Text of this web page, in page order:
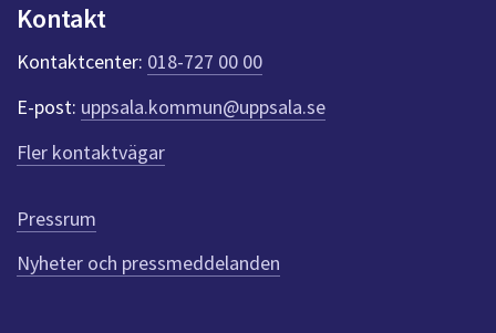
k
t
e
r
f
ö
r
e
n
n
a
Kontakt
Kontaktcenter: 018-727 00 00
E-post: uppsala.kommun@uppsala.se
Fler kontaktvägar
Pressrum
Nyheter och pressmeddelanden